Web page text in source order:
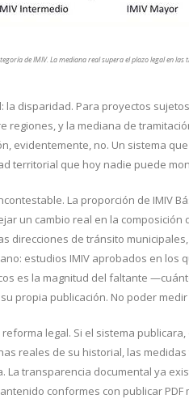
de IMIV. La mediana real supera el plazo legal en
la disparidad. Para proyectos
regiones, y la mediana de
evidentemente, no. Un sistema
territorial que hoy nadie puede
La proporción de IMIV
un cambio real en la
direcciones de tránsito
estudios IMIV aprobados en
es la magnitud del faltante
propia publicación. No poder
legal. Si el sistema
reales de su historial, las
transparencia documental ya
conformes con publicar